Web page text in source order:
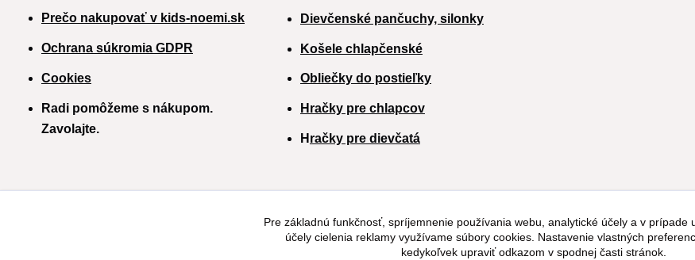
Prečo nakupovať v kids-noemi.sk
Ochrana súkromia GDPR
Cookies
Radi pomôžeme s nákupom.
Zavolajte.
Dievčenské pančuchy, silonky
Košele chlapčenské
Obliečky do postieľky
Hračky pre chlapcov
H račky pre dievčatá
Pre základnú funkčnosť, spríjemnenie používania webu, analytické účely a v prípade
účely cielenia reklamy využívame súbory cookies. Nastavenie vlastných
kedykoľvek upraviť odkazom v spodnej časti stránok.